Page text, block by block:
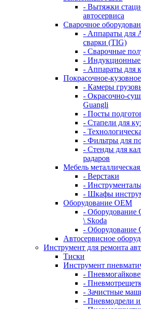
- Вытяжки
автосервиса
Сварочное
- Аппараты для
сварки (TIG)
- Сварочные
- Индукционные
- Аппараты для
Покрасочное-
- Камеры
- Окрасочно-
Guangli
- Посты
- Стапели для
-
- Фильтры для
- Стенды для
радаров
Мебель металлическая
- Верстаки
-
- Шкафы
Оборудование OEM
- Оборудование
\ Skoda
- Оборудование
Автосервисное
Инструмент для ремонта
Тиски
Инструмент
-
-
- Зачистные
- Пневмодрели